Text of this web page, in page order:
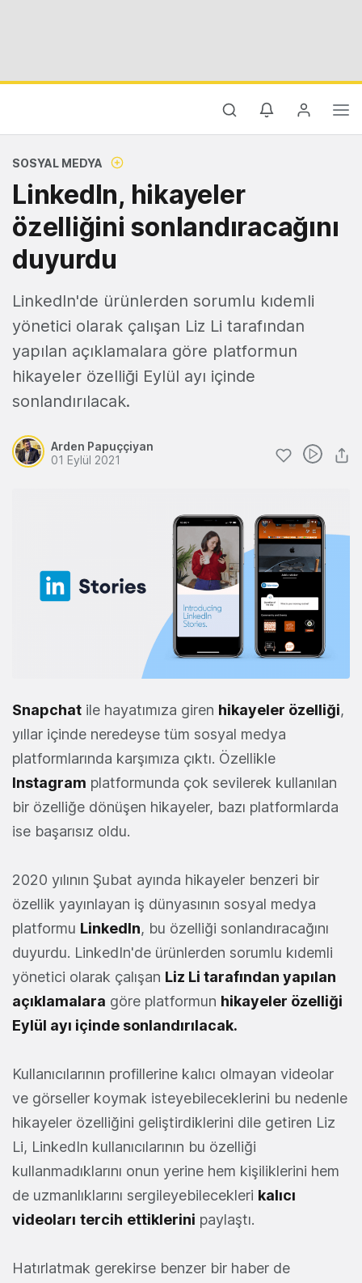
SOSYAL MEDYA
LinkedIn, hikayeler
özelliğini sonlandıracağını
duyurdu
LinkedIn'de ürünlerden sorumlu kıdemli
yönetici olarak çalışan Liz Li tarafından
yapılan açıklamalara göre platformun
hikayeler özelliği Eylül ayı içinde
sonlandırılacak.
Arden Papuççiyan
01 Eylül 2021
Snapchat ile hayatımıza giren hikayeler özelliği,
yıllar içinde neredeyse tüm sosyal medya
platformlarında karşımıza çıktı. Özellikle
Instagram platformunda çok sevilerek kullanılan
bir özelliğe dönüşen hikayeler, bazı platformlarda
ise başarısız oldu.
2020 yılının Şubat ayında hikayeler benzeri bir
özellik yayınlayan iş dünyasının sosyal medya
platformu LinkedIn, bu özelliği sonlandıracağını
duyurdu. LinkedIn'de ürünlerden sorumlu kıdemli
yönetici olarak çalışan Liz Li tarafından yapılan
açıklamalara göre platformun hikayeler özelliği
Eylül ayı içinde sonlandırılacak.
Kullanıcılarının profillerine kalıcı olmayan videolar
ve görseller koymak isteyebileceklerini bu nedenle
hikayeler özelliğini geliştirdiklerini dile getiren Liz
Li, LinkedIn kullanıcılarının bu özelliği
kullanmadıklarını onun yerine hem kişiliklerini hem
de uzmanlıklarını sergileyebilecekleri kalıcı
videoları tercih ettiklerini paylaştı.
Hatırlatmak gerekirse benzer bir haber de